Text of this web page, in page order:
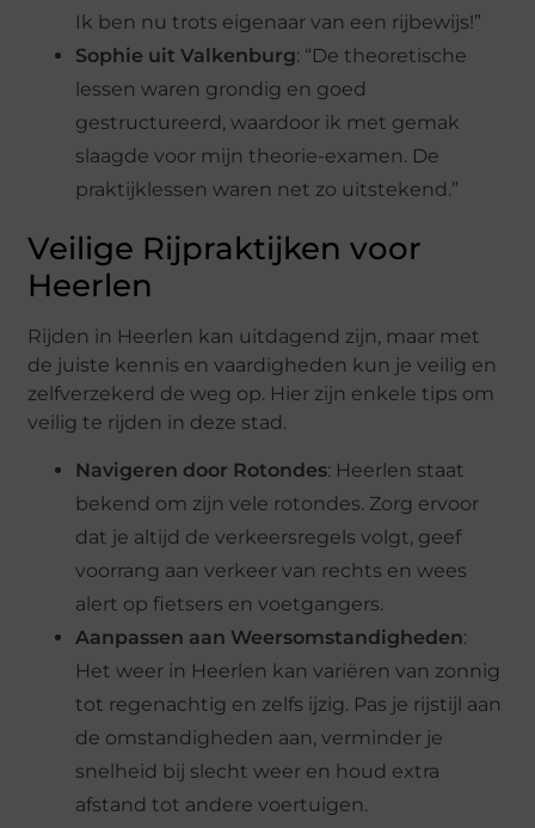
Ik ben nu trots eigenaar van een rijbewijs!”
Sophie uit Valkenburg: “De theoretische
lessen waren grondig en goed
gestructureerd, waardoor ik met gemak
slaagde voor mijn theorie-examen. De
praktijklessen waren net zo uitstekend.”
Veilige Rijpraktijken voor
Heerlen
Rijden in Heerlen kan uitdagend zijn, maar met
de juiste kennis en vaardigheden kun je veilig en
zelfverzekerd de weg op. Hier zijn enkele tips om
veilig te rijden in deze stad.
Navigeren door Rotondes: Heerlen staat
bekend om zijn vele rotondes. Zorg ervoor
dat je altijd de verkeersregels volgt, geef
voorrang aan verkeer van rechts en wees
alert op fietsers en voetgangers.
Aanpassen aan Weersomstandigheden:
Het weer in Heerlen kan variëren van zonnig
tot regenachtig en zelfs ijzig. Pas je rijstijl aan
de omstandigheden aan, verminder je
snelheid bij slecht weer en houd extra
afstand tot andere voertuigen.